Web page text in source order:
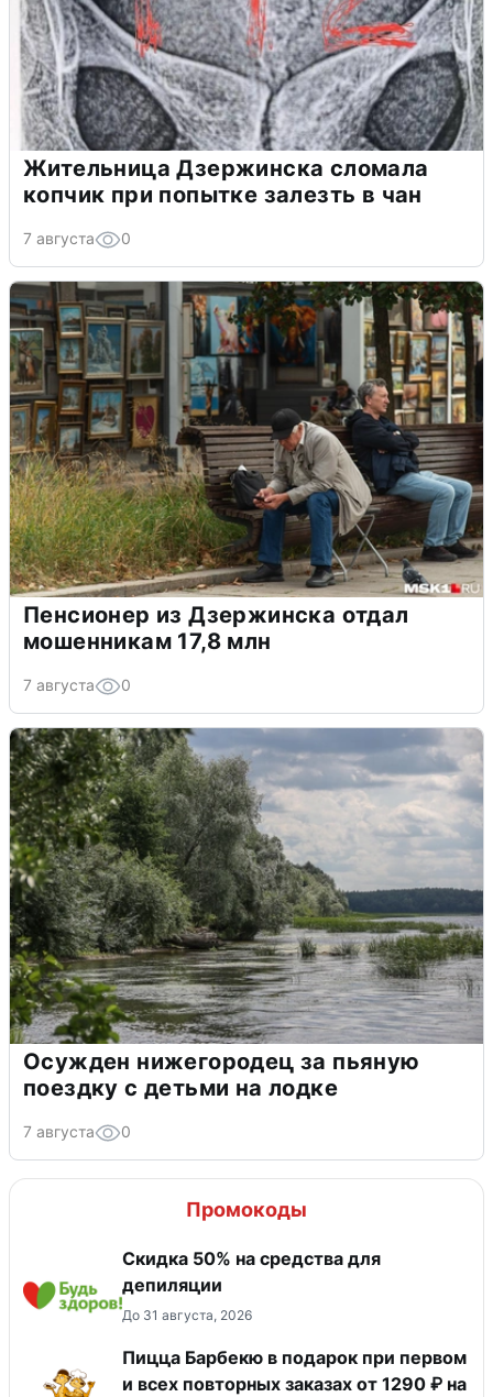
Жительница Дзержинска сломала
копчик при попытке залезть в чан
7 августа 0
Пенсионер из Дзержинска отдал
мошенникам 17,8 млн
7 августа 0
Осужден нижегородец за пьяную
поездку с детьми на лодке
7 августа 0
Промокоды
Скидка 50% на средства для
депиляции
До 31 августа, 2026
Пицца Барбекю в подарок при первом
и всех повторных заказах от 1290 ₽ на